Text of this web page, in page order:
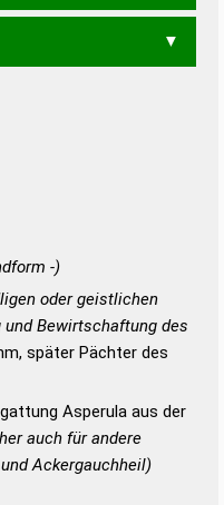
-)
oder geistlichen
und Bewirtschaftung des
später Pächter des
Asperula aus der
auch für andere
Ackergauchheil)